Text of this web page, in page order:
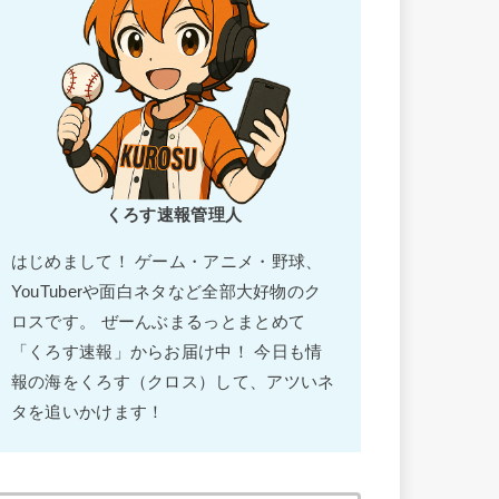
くろす速報管理人
はじめまして！ ゲーム・アニメ・野球、
YouTuberや面白ネタなど全部大好物のク
ロスです。 ぜーんぶまるっとまとめて
「くろす速報」からお届け中！ 今日も情
報の海をくろす（クロス）して、アツいネ
タを追いかけます！